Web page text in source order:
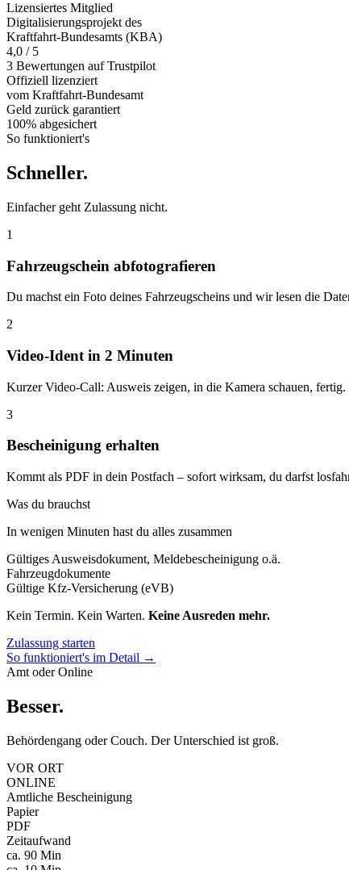
Lizensiertes Mitglied
Digitalisierungsprojekt des
Kraftfahrt-Bundesamts (KBA)
4,0 / 5
3 Bewertungen auf Trustpilot
Offiziell lizenziert
vom Kraftfahrt-Bundesamt
Geld zurück garantiert
100% abgesichert
So funktioniert's
Schneller.
Einfacher geht Zulassung nicht.
1
Fahrzeugschein abfotografieren
Du machst ein Foto deines Fahrzeugscheins und wir lesen die
2
Video-Ident in 2 Minuten
Kurzer Video-Call: Ausweis zeigen, in die Kamera schauen, fertig.
3
Bescheinigung erhalten
Kommt als PDF in dein Postfach – sofort wirksam, du darfst
Was du brauchst
In wenigen Minuten hast du alles zusammen
Gültiges Ausweisdokument, Meldebescheinigung o.ä.
Fahrzeugdokumente
Gültige Kfz-Versicherung (eVB)
Kein Termin. Kein Warten. Keine Ausreden mehr.
Zulassung starten
So funktioniert's im Detail →
Amt oder Online
Besser.
Behördengang oder Couch. Der Unterschied ist groß.
VOR ORT
ONLINE
Amtliche Bescheinigung
Papier
PDF
Zeitaufwand
ca. 90 Min